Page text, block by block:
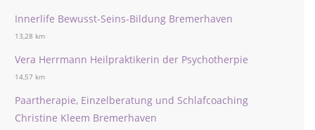
Innerlife Bewusst-Seins-Bildung Bremerhaven
13,28 km
Vera Herrmann Heilpraktikerin der Psychotherpie
14,57 km
Paartherapie, Einzelberatung und Schlafcoaching
Christine Kleem Bremerhaven